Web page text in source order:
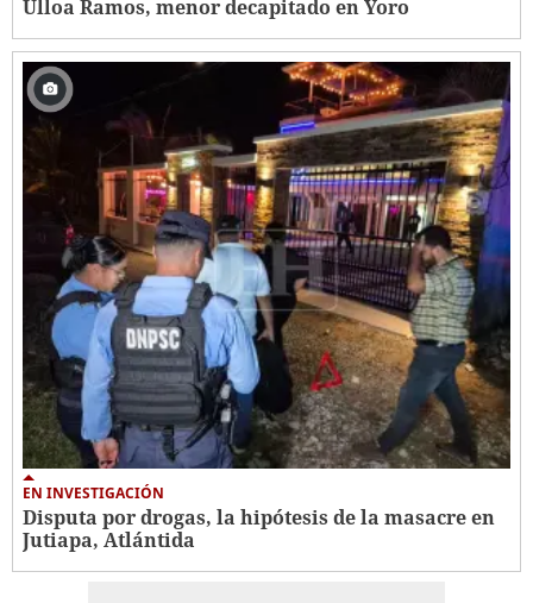
Ulloa Ramos, menor decapitado en Yoro
EN INVESTIGACIÓN
Disputa por drogas, la hipótesis de la masacre en
Jutiapa, Atlántida